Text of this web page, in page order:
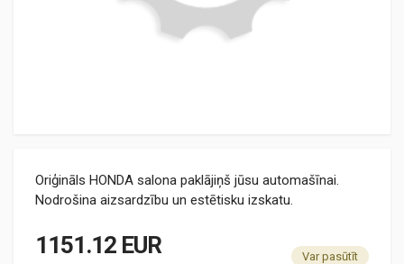
Oriģināls HONDA salona paklājiņš jūsu automašīnai.
Nodrošina aizsardzību un estētisku izskatu.
1151.12 EUR Var pasūtīt